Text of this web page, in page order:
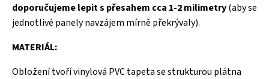
doporučujeme lepit s přesahem cca 1-2 milimetry(aby se
jednotlivé panely navzájem mírně překrývaly).
MATERIÁL:
Obložení tvoří vinylová PVC tapeta se strukturou plátna